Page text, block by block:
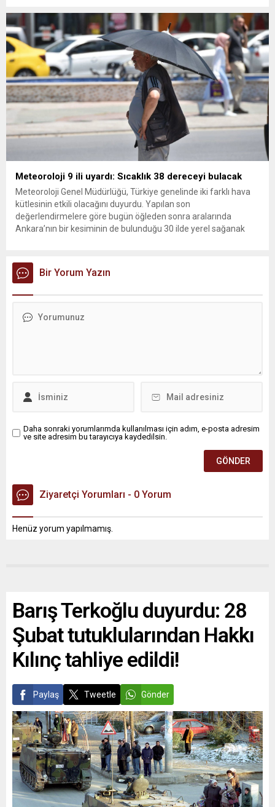
olun. Türkiye’yi...
Meteoroloji 9 ili uyardı: Sıcaklık 38 dereceyi bulacak
Meteoroloji Genel Müdürlüğü, Türkiye genelinde iki farklı hava
kütlesinin etkili olacağını duyurdu. Yapılan son
değerlendirmelere göre bugün öğleden sonra aralarında
Ankara’nın bir kesiminin de bulunduğu 30 ilde yerel sağanak
üzerine çıkarak yaz değerlerine ulaşacak. Ayrıca...
Bir Yorum Yazın
Daha sonraki yorumlarımda kullanılması için adım, e-posta adresim
ve site adresim bu tarayıcıya kaydedilsin.
Ziyaretçi Yorumları - 0 Yorum
Henüz yorum yapılmamış.
Barış Terkoğlu duyurdu: 28
Şubat tutuklularından Hakkı
Kılınç tahliye edildi!
Paylaş Tweetle Gönder